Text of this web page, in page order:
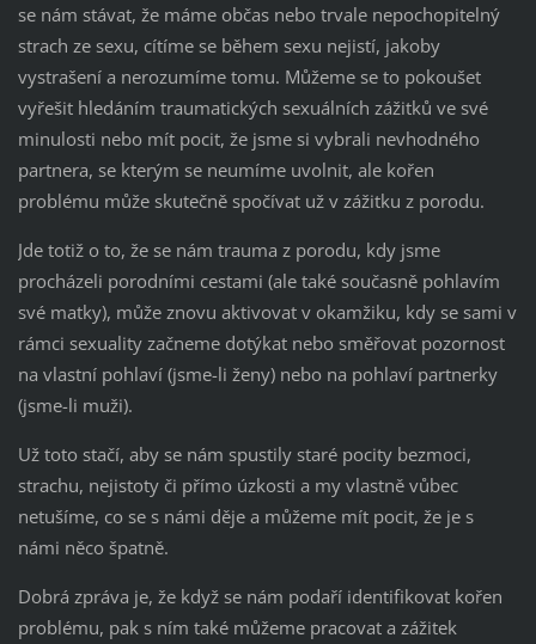
se nám stávat, že máme občas nebo trvale nepochopitelný
strach ze sexu, cítíme se během sexu nejistí, jakoby
vystrašení a nerozumíme tomu. Můžeme se to pokoušet
vyřešit hledáním traumatických sexuálních zážitků ve své
minulosti nebo mít pocit, že jsme si vybrali nevhodného
partnera, se kterým se neumíme uvolnit, ale kořen
problému může skutečně spočívat už v zážitku z porodu.
Jde totiž o to, že se nám trauma z porodu, kdy jsme
procházeli porodními cestami (ale také současně pohlavím
své matky), může znovu aktivovat v okamžiku, kdy se sami v
rámci sexuality začneme dotýkat nebo směřovat pozornost
na vlastní pohlaví (jsme-li ženy) nebo na pohlaví partnerky
(jsme-li muži).
Už toto stačí, aby se nám spustily staré pocity bezmoci,
strachu, nejistoty či přímo úzkosti a my vlastně vůbec
netušíme, co se s námi děje a můžeme mít pocit, že je s
námi něco špatně.
Dobrá zpráva je, že když se nám podaří identifikovat kořen
problému, pak s ním také můžeme pracovat a zážitek